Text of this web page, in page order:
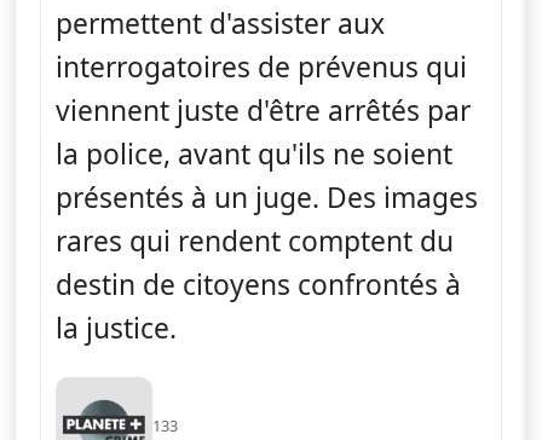
permettent d'assister aux
interrogatoires de prévenus qui
viennent juste d'être arrêtés par
la police, avant qu'ils ne soient
présentés à un juge. Des images
rares qui rendent comptent du
destin de citoyens confrontés à
la justice.
133